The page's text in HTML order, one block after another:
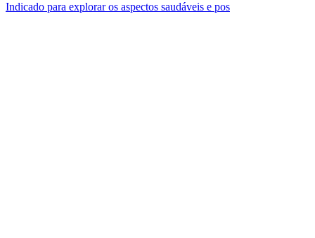
Indicado para explorar os aspectos saudáveis e pos